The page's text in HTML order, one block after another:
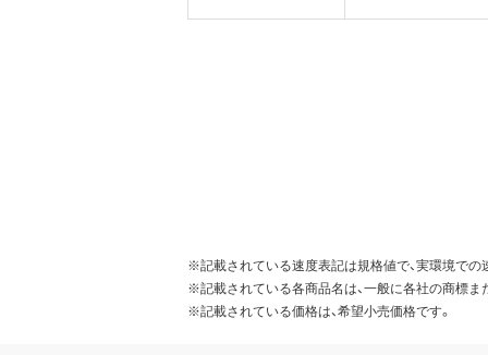
※記載されている速度表記は規格値で、実環境での
※記載されている各商品名は、一般に各社の商標ま
※記載されている価格は、希望小売価格です。